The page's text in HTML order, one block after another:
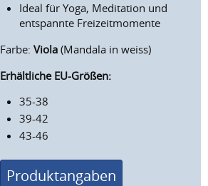
Ideal für Yoga, Meditation und
entspannte Freizeitmomente
Farbe:Viola (Mandala in weiss)
Erhältliche EU-Größen:
35-38
39-42
43-46
Produktangaben